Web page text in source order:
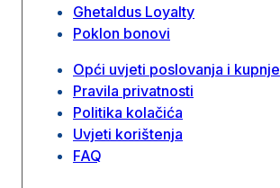
Ghetaldus Loyalty
Poklon bonovi
Opći uvjeti poslovanja i kupnje
Pravila privatnosti
Politika kolačića
Uvjeti korištenja
FAQ